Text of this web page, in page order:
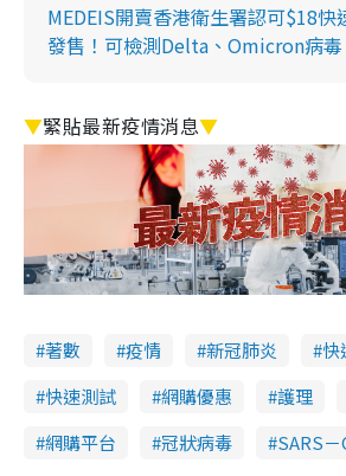
MEDEIS開賣香港衛生署認可$18快
發售！可檢測Delta、Omicron病毒
▼緊貼最新疫情消息▼
著數 疫情 新冠肺炎
快
快速測試
網購優惠 護理
網購平台
冠狀病毒 SARS